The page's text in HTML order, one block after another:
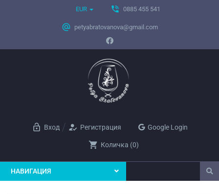
EUR phone_in_talk 0885 455 541
alternate_email petyabratovanova@gmail.com
lock_open Вход how_to_reg Регистрация Google Login
shopping_cart Количка (0)
НАВИГАЦИЯ